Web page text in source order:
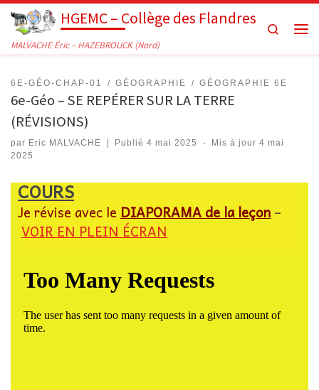
Passer au contenuHGEMC – Collège des Flandres
MALVACHE Éric – HAZEBROUCK (Nord)
Search
6E-GÉO-CHAP-01 GÉOGRAPHIE GÉOGRAPHIE 6E
6e-Géo – SE REPÉRER SUR LA TERRE
(RÉVISIONS)
par Eric MALVACHE Publié4 mai 2025 - Mis à jour4 mai
2025
COURS
Je révise avec le DIAPORAMA de la leçon –
VOIR EN PLEIN ÉCRAN